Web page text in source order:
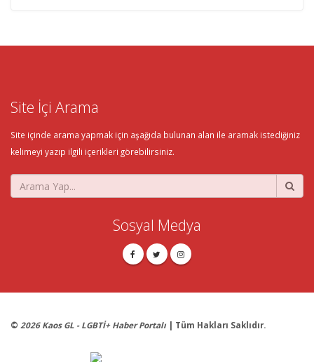
Site İçi Arama
Site içinde arama yapmak için aşağıda bulunan alan ile aramak istediğiniz
kelimeyi yazıp ilgili içerikleri görebilirsiniz.
Sosyal Medya
© 2026 Kaos GL - LGBTİ+ Haber Portalı | Tüm Hakları Saklıdır.